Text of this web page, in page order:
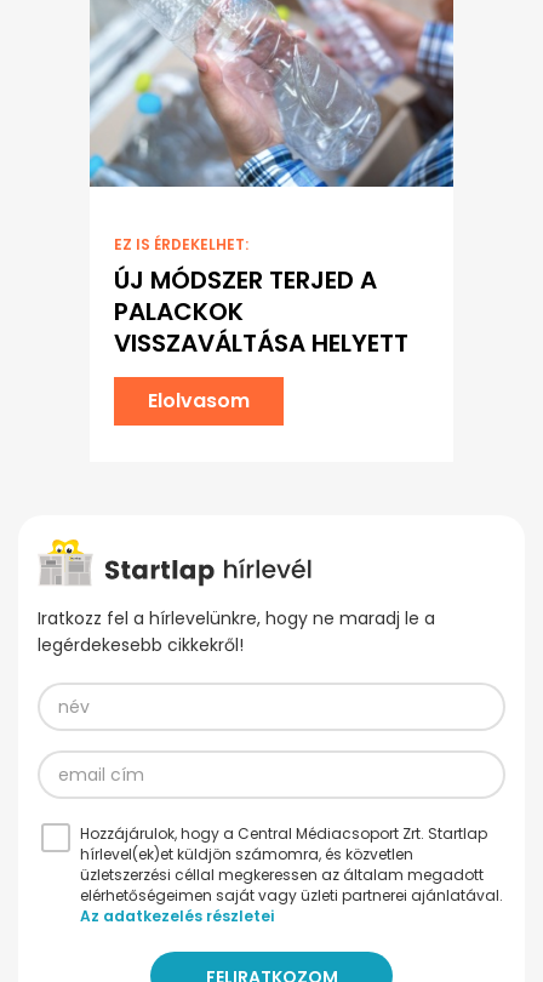
EZ IS ÉRDEKELHET:
ÚJ MÓDSZER TERJED A
PALACKOK
VISSZAVÁLTÁSA HELYETT
Elolvasom
Iratkozz fel a hírlevelünkre, hogy ne maradj le a
legérdekesebb cikkekről!
Hozzájárulok, hogy a Central Médiacsoport Zrt. Startlap
hírlevel(ek)et küldjön számomra, és közvetlen
üzletszerzési céllal megkeressen az általam megadott
elérhetőségeimen saját vagy üzleti partnerei ajánlatával.
Az adatkezelés részletei